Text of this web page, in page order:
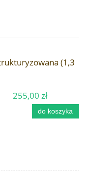
(1,3
255,00 zł
do koszyka